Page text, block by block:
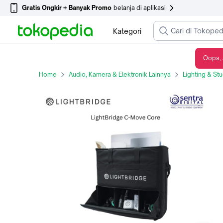
Gratis Ongkir + Banyak Promo belanja di aplikasi
Kategori
Home Audio, Kamera & Elektronik Lainnya Lighting &
Oops,